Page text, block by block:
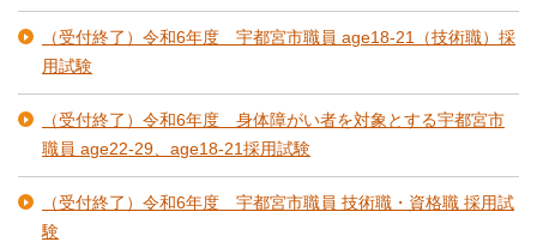
（受付終了）令和6年度 宇都宮市職員 age18‐21（技術職）採
用試験
（受付終了）令和6年度 身体障がい者を対象とする宇都宮市
職員 age22‐29、age18‐21採用試験
（受付終了）令和6年度 宇都宮市職員 技術職・資格職 採用試
験